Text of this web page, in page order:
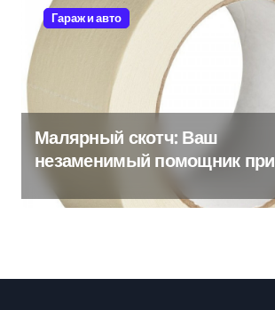
Гараж и авто
Малярный скотч: Ваш
незаменимый помощник при